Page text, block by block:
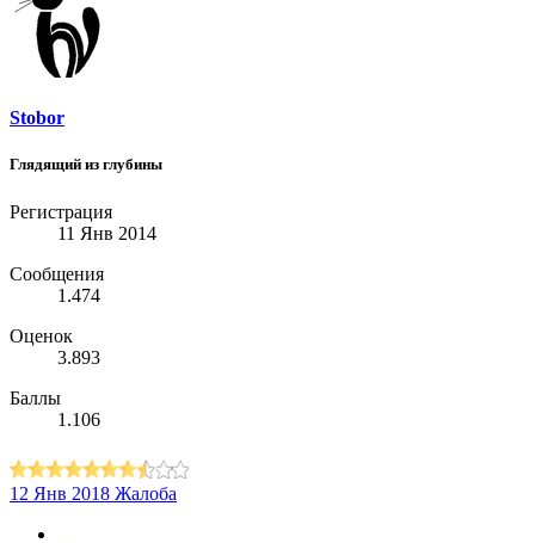
Stobor
Глядящий из глубины
Регистрация
11 Янв 2014
Сообщения
1.474
Оценок
3.893
Баллы
1.106
12 Янв 2018 Жалоба